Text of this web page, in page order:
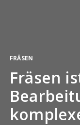
FRÄSEN
Fräsen